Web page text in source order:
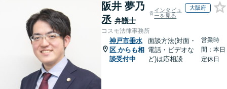
阪井 夢乃
丞 弁護士
インタビュ
ーを見る
大阪府
コスモ法律事務所
神戸市垂水
区 からも相
談受付中
面談方法(対面・
電話・ビデオな
ど)は応相談
営業時
間：本日
定休日